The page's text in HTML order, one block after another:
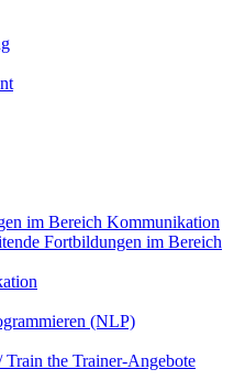
im Bereich Kommunikation
Fortbildungen im Bereich
(NLP)
the Trainer-Angebote